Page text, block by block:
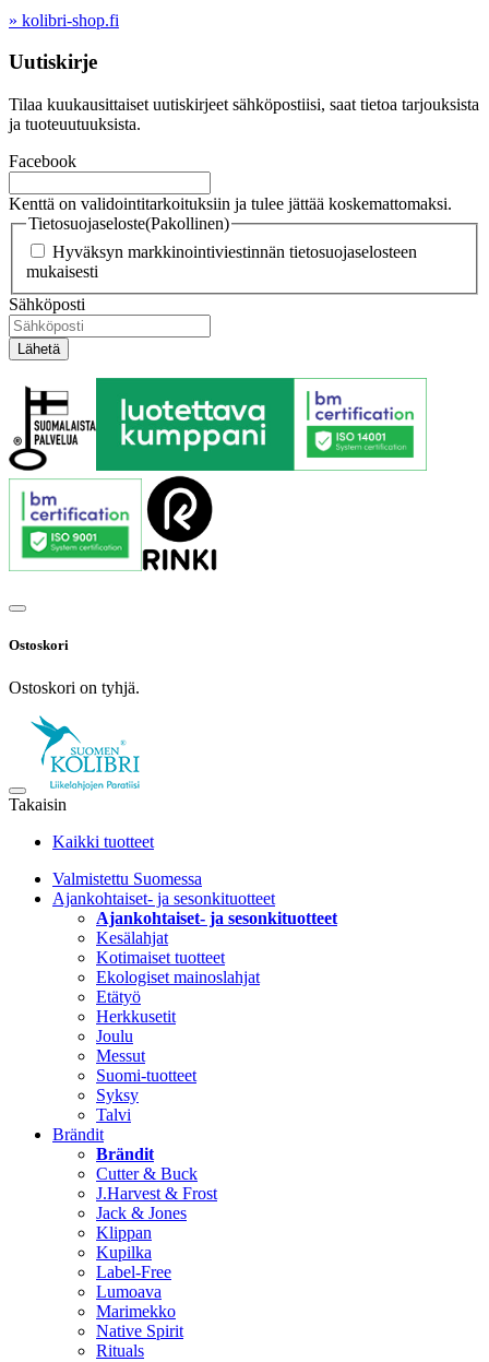
» kolibri-shop.fi
Uutiskirje
Tilaa kuukausittaiset uutiskirjeet sähköpostiisi, saat tietoa tarjouksista
ja tuoteuutuuksista.
Facebook
Kenttä on validointitarkoituksiin ja tulee jättää koskemattomaksi.
Tietosuojaseloste(Pakollinen)
Hyväksyn markkinointiviestinnän tietosuojaselosteen
mukaisesti
Sähköposti
Ostoskori
Ostoskori on tyhjä.
Takaisin
Kaikki tuotteet
Valmistettu Suomessa
Ajankohtaiset- ja sesonkituotteet
Ajankohtaiset- ja sesonkituotteet
Kesälahjat
Kotimaiset tuotteet
Ekologiset mainoslahjat
Etätyö
Herkkusetit
Joulu
Messut
Suomi-tuotteet
Syksy
Talvi
Brändit
Brändit
Cutter & Buck
J.Harvest & Frost
Jack & Jones
Klippan
Kupilka
Label-Free
Lumoava
Marimekko
Native Spirit
Rituals